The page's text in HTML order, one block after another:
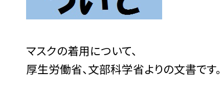
マスクの着用について、
厚生労働省、文部科学省よりの文書です。